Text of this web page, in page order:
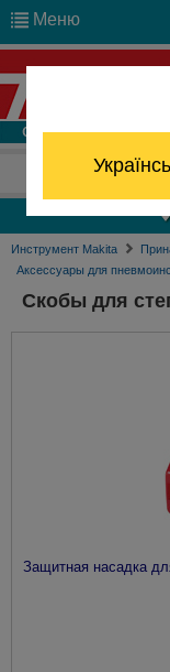
Меню
Отдел
Инструмент Makita
Аксессуары для
Скобы для
Защитная насадка